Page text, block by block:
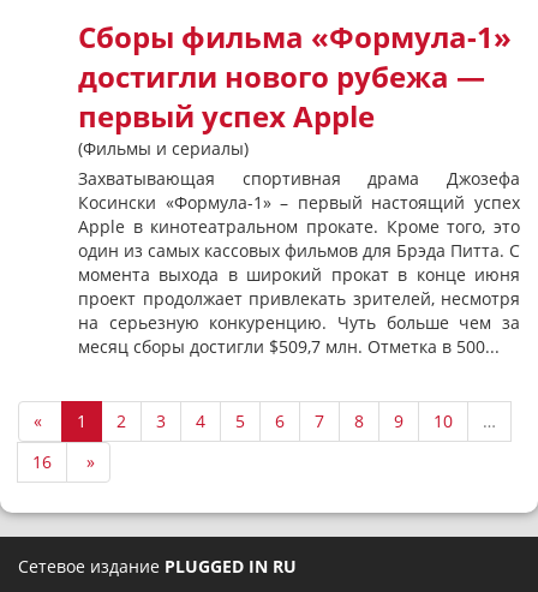
Сборы фильма «Формула-1»
достигли нового рубежа —
первый успех Apple
(Фильмы и сериалы)
Захватывающая спортивная драма Джозефа
Косински «Формула-1» – первый настоящий успех
Apple в кинотеатральном прокате. Кроме того, это
один из самых кассовых фильмов для Брэда Питта. С
момента выхода в широкий прокат в конце июня
проект продолжает привлекать зрителей, несмотря
на серьезную конкуренцию. Чуть больше чем за
месяц сборы достигли $509,7 млн. Отметка в 500...
« 1 2 3 4 5 6 7 8 9 10
…
16
»
Сетевое издание PLUGGED IN RU